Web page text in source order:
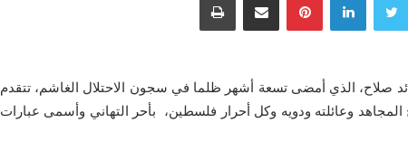
صلاح، الذي أمضى تسعة أشهر ظلما في سجون الاحتلال الغاشم، تتقدم
المجاهد وعائلته ودويه وكل أحرار فلسطين، بأحر التهاني وأسمى عبارات